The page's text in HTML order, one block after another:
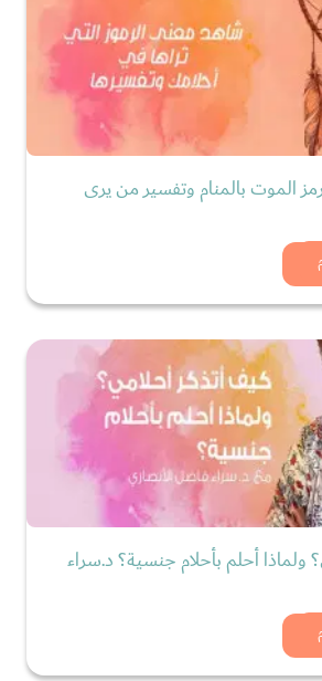
الموت بالمنام وتفسير من يرى
ولماذا أحلم بأحلام جنسية؟ د.سراء